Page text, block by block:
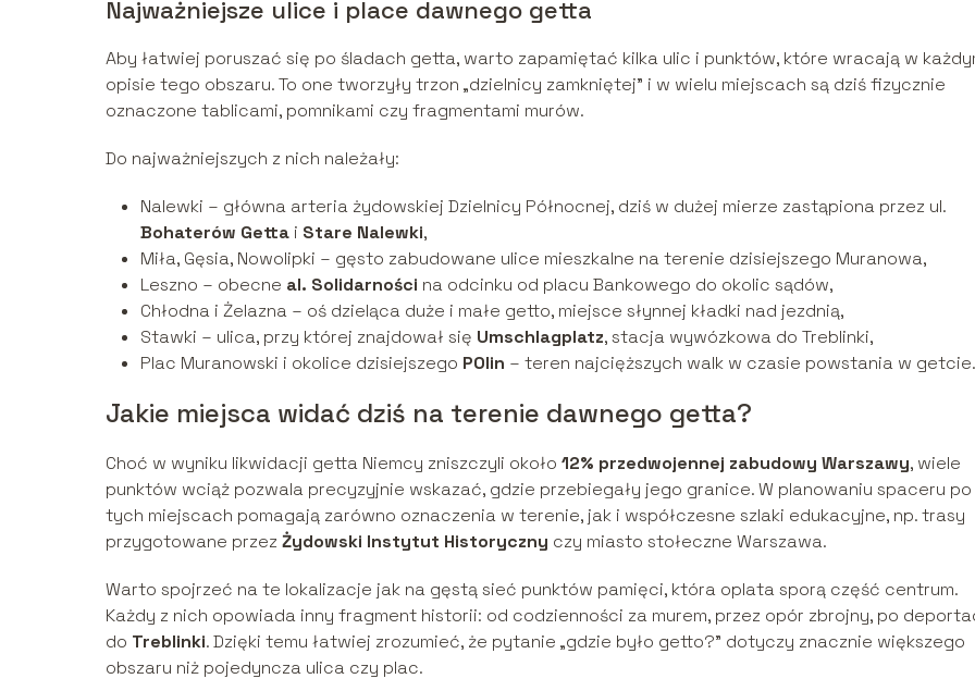
Najważniejsze ulice i place dawnego getta
Aby łatwiej poruszać się po śladach getta, warto zapamiętać kilka ulic i punktów, które wracają w
opisie tego obszaru. To one tworzyły trzon „dzielnicy zamkniętej” i w wielu miejscach są dziś fizycznie
oznaczone tablicami, pomnikami czy fragmentami murów.
Do najważniejszych z nich należały:
Nalewki – główna arteria żydowskiej Dzielnicy Północnej, dziś w dużej mierze zastąpiona przez ul.
Bohaterów Getta i Stare Nalewki,
Miła, Gęsia, Nowolipki – gęsto zabudowane ulice mieszkalne na terenie dzisiejszego Muranowa,
Leszno – obecne al. Solidarności na odcinku od placu Bankowego do okolic sądów,
Chłodna i Żelazna – oś dzieląca duże i małe getto, miejsce słynnej kładki nad jezdnią,
Stawki – ulica, przy której znajdował się Umschlagplatz, stacja wywózkowa do Treblinki,
Plac Muranowski i okolice dzisiejszego POlin – teren najcięższych walk w czasie powstania w getcie.
Jakie miejsca widać dziś na terenie dawnego getta?
Choć w wyniku likwidacji getta Niemcy zniszczyli około 12% przedwojennej zabudowy Warszawy, wiele
punktów wciąż pozwala precyzyjnie wskazać, gdzie przebiegały jego granice. W planowaniu spaceru po
tych miejscach pomagają zarówno oznaczenia w terenie, jak i współczesne szlaki edukacyjne, np. trasy
przygotowane przez Żydowski Instytut Historyczny czy miasto stołeczne Warszawa.
Warto spojrzeć na te lokalizacje jak na gęstą sieć punktów pamięci, która oplata sporą część centrum.
Każdy z nich opowiada inny fragment historii: od codzienności za murem, przez opór zbrojny, po
do Treblinki. Dzięki temu łatwiej zrozumieć, że pytanie „gdzie było getto?” dotyczy znacznie większego
obszaru niż pojedyncza ulica czy plac.